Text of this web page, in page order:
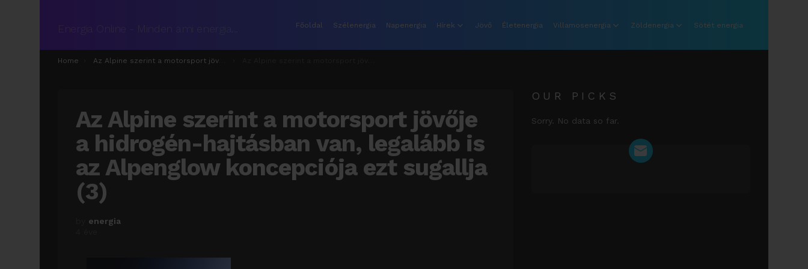
Főoldal Szélenergia Napenergia Hírek Jövő Életenergia Villamosenergia Zöldenergia Sötét energia
You are here:
Home Az Alpine szerint a motorsport jövője a hidrogén-hajtásban van, legalább is az Alpenglow koncepciója ezt sugallja
Az Alpine szerint a motorsport jövője
a hidrogén-hajtásban van, legalább is
az Alpenglow koncepciója ezt sugallja
(3)
energia
OUR PICKS
Sorry. No data so far.